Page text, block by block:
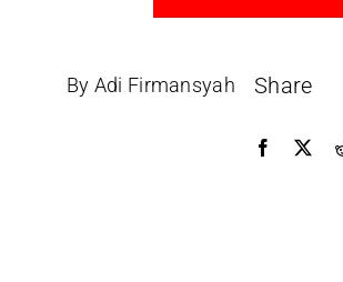
By Adi Firmansyah Share